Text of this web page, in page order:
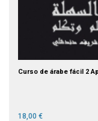
Curso de árabe fácil 2
18,00 €